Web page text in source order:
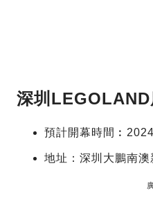
深圳LEGOLAND
預計開幕時間
地址：深圳大鵬南